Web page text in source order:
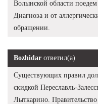
Волынской области поедем
Диагноза и от
обращении.
Bozhidar ответил(а)
Существующих правил
скидкой Переславль-
Лыткарино.